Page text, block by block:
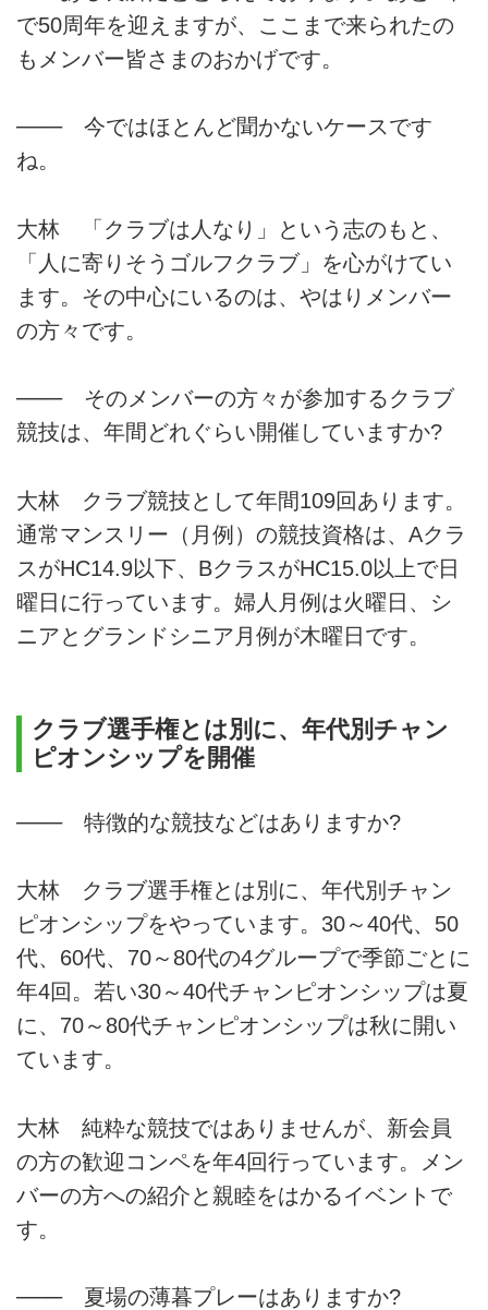
で50周年を迎えますが、ここまで来られたの
もメンバー皆さまのおかげです。
─── 今ではほとんど聞かないケースです
ね。
大林 「クラブは人なり」という志のもと、
「人に寄りそうゴルフクラブ」を心がけてい
ます。その中心にいるのは、やはりメンバー
の方々です。
─── そのメンバーの方々が参加するクラブ
競技は、年間どれぐらい開催していますか?
大林 クラブ競技として年間109回あります。
通常マンスリー（月例）の競技資格は、Aクラ
スがHC14.9以下、BクラスがHC15.0以上で日
曜日に行っています。婦人月例は火曜日、シ
ニアとグランドシニア月例が木曜日です。
クラブ選手権とは別に、年代別チャン
ピオンシップを開催
─── 特徴的な競技などはありますか?
大林 クラブ選手権とは別に、年代別チャン
ピオンシップをやっています。30～40代、50
代、60代、70～80代の4グループで季節ごとに
年4回。若い30～40代チャンピオンシップは夏
に、70～80代チャンピオンシップは秋に開い
ています。
大林 純粋な競技ではありませんが、新会員
の方の歓迎コンペを年4回行っています。メン
バーの方への紹介と親睦をはかるイベントで
す。
─── 夏場の薄暮プレーはありますか?